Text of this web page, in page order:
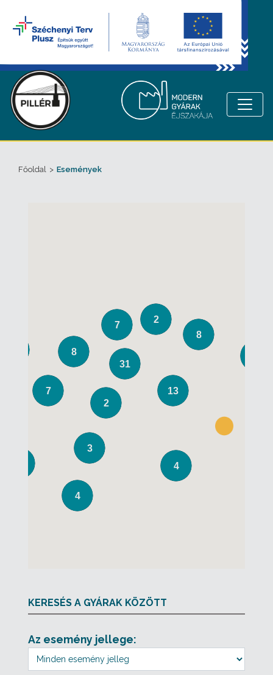
Főoldal > Események
13
31
7
7
8
3
2
4
2
4
8
KERESÉS A GYÁRAK KÖZÖTT
Az esemény jellege: